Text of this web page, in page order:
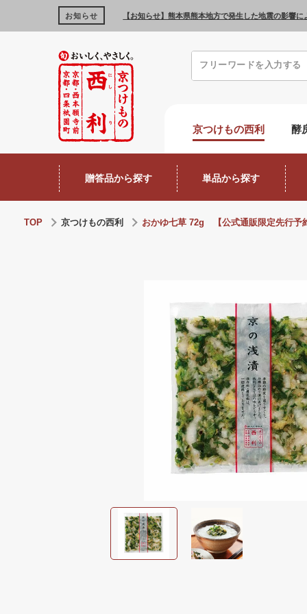
お知らせ 【お知らせ】熊本県熊本地方で発生した地震の影響
京つけもの西利 酵
贈答品から探す 単品から探す
TOP 京つけもの西利 おかゆ七草 72g 【公式通販限定先行予